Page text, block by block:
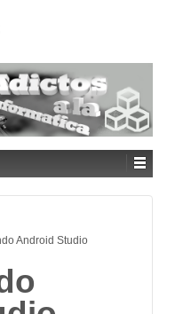
Android Studio